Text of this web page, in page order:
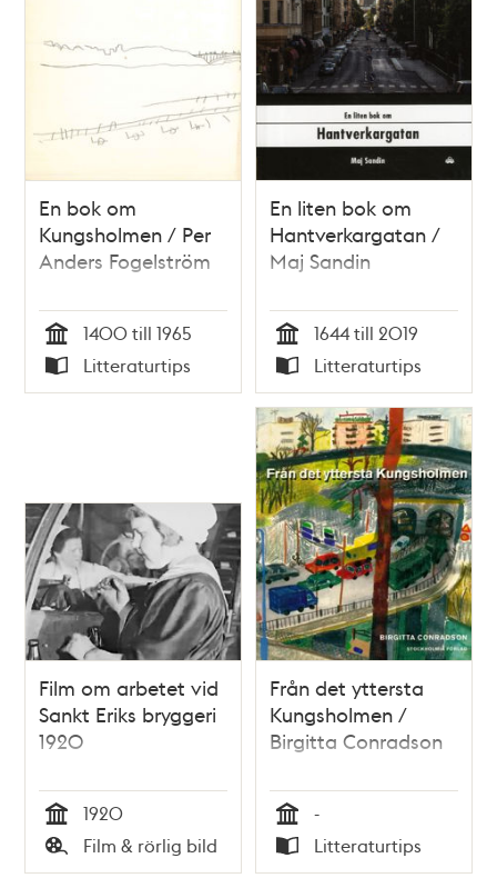
En bok om
Kungsholmen / Per
Anders Fogelström
Tid
1400 till 1965
Typ
Litteraturtips
En liten bok om
Hantverkargatan /
Maj Sandin
Tid
1644 till 2019
Typ
Litteraturtips
Film om arbetet vid
Sankt Eriks bryggeri
1920
Tid
1920
Typ
Film & rörlig bild
Från det yttersta
Kungsholmen /
Birgitta Conradson
Tid
-
Typ
Litteraturtips